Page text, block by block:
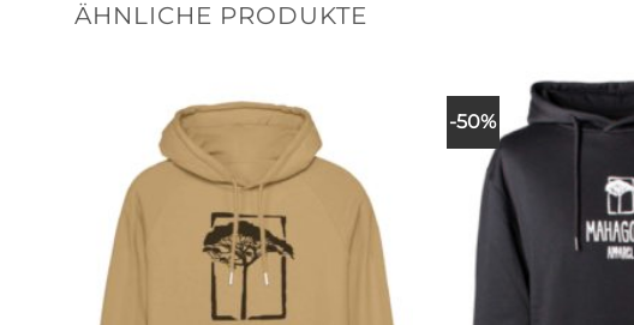
ÄHNLICHE PRODUKTE
-50%